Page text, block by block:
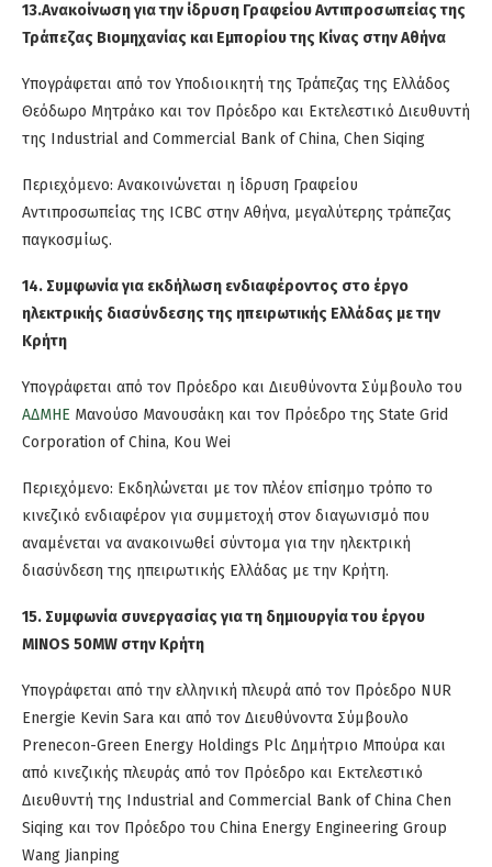
13.Ανακοίνωση για την ίδρυση Γραφείου Αντιπροσωπείας της
Τράπεζας Βιομηχανίας και Εμπορίου της Κίνας στην Αθήνα
Υπογράφεται από τον Υποδιοικητή της Τράπεζας της Ελλάδος
Θεόδωρο Μητράκο και τον Πρόεδρο και Εκτελεστικό Διευθυντή
της Industrial and Commercial Bank of China, Chen Siqing
Περιεχόμενο: Ανακοινώνεται η ίδρυση Γραφείου
Αντιπροσωπείας της ICBC στην Αθήνα, μεγαλύτερης τράπεζας
παγκοσμίως.
14. Συμφωνία για εκδήλωση ενδιαφέροντος στο έργο
ηλεκτρικής διασύνδεσης της ηπειρωτικής Ελλάδας με την
Κρήτη
Υπογράφεται από τον Πρόεδρο και Διευθύνοντα Σύμβουλο του
ΑΔΜΗΕ Μανούσο Μανουσάκη και τον Πρόεδρο της State Grid
Corporation of China, Kou Wei
Περιεχόμενο: Εκδηλώνεται με τον πλέον επίσημο τρόπο το
κινεζικό ενδιαφέρον για συμμετοχή στον διαγωνισμό που
αναμένεται να ανακοινωθεί σύντομα για την ηλεκτρική
διασύνδεση της ηπειρωτικής Ελλάδας με την Κρήτη.
15. Συμφωνία συνεργασίας για τη δημιουργία του έργου
MINOS 50MW στην Κρήτη
Υπογράφεται από την ελληνική πλευρά από τον Πρόεδρο NUR
Energie Kevin Sara και από τον Διευθύνοντα Σύμβουλο
Prenecon-Green Energy Holdings Plc Δημήτριο Μπούρα και
από κινεζικής πλευράς από τον Πρόεδρο και Εκτελεστικό
Διευθυντή της Industrial and Commercial Bank of China Chen
Siqing και τον Πρόεδρο του China Energy Engineering Group
Wang Jianping